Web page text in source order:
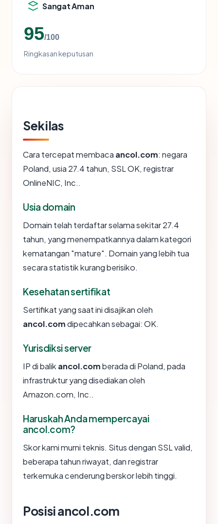
Sangat Aman
95/100
Ringkasan keputusan
Sekilas
Cara tercepat membaca ancol.com: negara
Poland, usia 27.4 tahun, SSL OK, registrar
OnlineNIC, Inc..
Usia domain
Domain telah terdaftar selama sekitar 27.4
tahun, yang menempatkannya dalam kategori
kematangan "mature". Domain yang lebih tua
secara statistik kurang berisiko.
Kesehatan sertifikat
Sertifikat yang saat ini disajikan oleh
ancol.comdipecahkan sebagai: OK.
Yurisdiksi server
IP di balik ancol.comberada di Poland, pada
infrastruktur yang disediakan oleh
Amazon.com, Inc..
Haruskah Anda mempercayai
ancol.com?
Skor kami murni teknis. Situs dengan SSL valid,
beberapa tahun riwayat, dan registrar
terkemuka cenderung berskor lebih tinggi.
Posisi ancol.com